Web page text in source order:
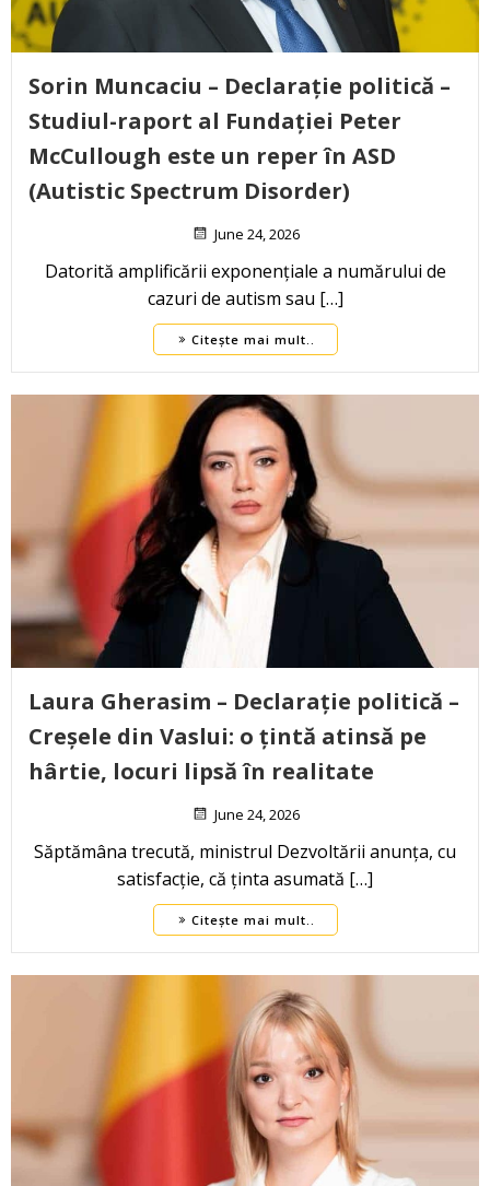
Sorin Muncaciu – Declarație politică –
Studiul-raport al Fundației Peter
McCullough este un reper în ASD
(Autistic Spectrum Disorder)
June 24, 2026
Datorită amplificării exponențiale a numărului de
cazuri de autism sau […]
Citește mai mult..
Laura Gherasim – Declarație politică –
Creșele din Vaslui: o țintă atinsă pe
hârtie, locuri lipsă în realitate
June 24, 2026
Săptămâna trecută, ministrul Dezvoltării anunța, cu
satisfacție, că ținta asumată […]
Citește mai mult..